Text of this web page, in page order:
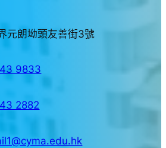
元朗坳頭友善街3號
9833
2882